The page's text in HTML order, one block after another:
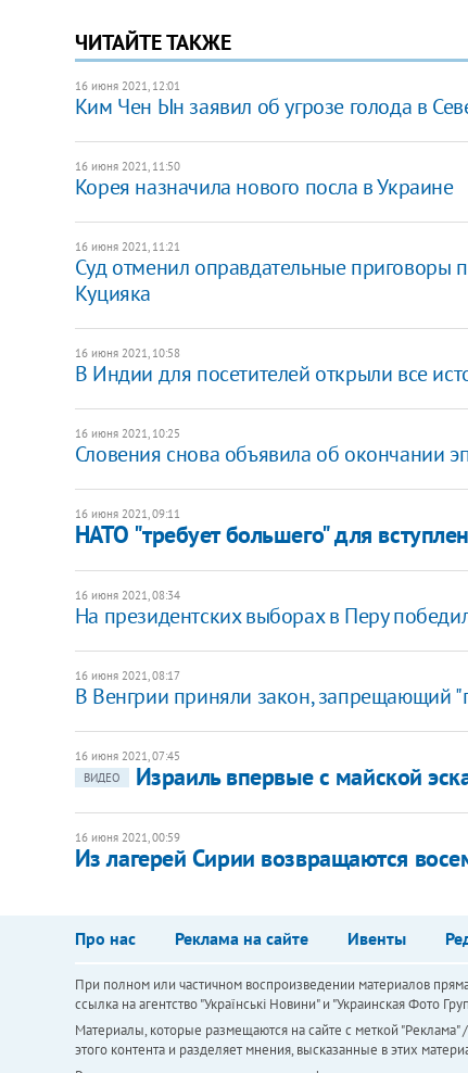
ЧИТАЙТЕ ТАКЖЕ
16 июня 2021, 12:01
Ким Чен Ын заявил об угрозе голода в
16 июня 2021, 11:50
Корея назначила нового посла в Украине
16 июня 2021, 11:21
Суд отменил оправдательные приговоры
Куцияка
16 июня 2021, 10:58
В Индии для посетителей открыли все
16 июня 2021, 10:25
Словения снова объявила об окончании
16 июня 2021, 09:11
НАТО "требует большего" для
16 июня 2021, 08:34
На президентских выборах в Перу
16 июня 2021, 08:17
В Венгрии приняли закон, запрещающий
16 июня 2021, 07:45
ВИДЕО
Израиль впервые с майской
16 июня 2021, 00:59
Из лагерей Сирии возвращаются
Про нас Реклама на сайте Ивенты
При полном или частичном воспроизведении материалов
ссылка на агентство "Українськi Новини" и "Украинская Фото
Материалы, которые размещаются на сайте с меткой
этого контента и разделяет мнения, высказанные в этих